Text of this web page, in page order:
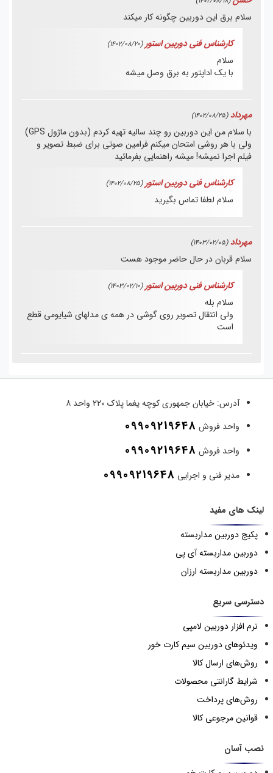
سلام برق این دوربین چگونه کار میکند
کارشناس فنی دوربین استور (1402/08/20)
سلام
با یک اداپتور به برق وصل میشه
مهرداد (1402/08/25)
با سلام من این دوربین رو چند سالیه تهیه کردم (بدون ماژول GPS)
ولی با هر روشی امتحان میکنم فرامین صوتی برای ضبط تصویر و
فیلم اجرا نمیشه! میشه راهنمایی بفرمائید
کارشناس فنی دوربین استور (1402/08/25)
سلام لطفا تماس بگیرید
مهرداد (1403/02/05)
سلام قربان در حال حاضر موجود هست
کارشناس فنی دوربین استور (1403/02/10)
سلام بله
ولی انتقال تصویر روی گوشی در همه ی مدلهای شیایومی قطع
است
آدرس: خیابان جمهوری کوچه یغما پلاک ۲۲۰ واحد ۸
واحد فروش 09909219648
واحد فروش 09909219648
مدیر فنی و اجرایی 09909219648
لینک های مفید
پکیج دوربین مداربسته
دوربین مداربسته آی پی
دوربین مداربسته ارزان
دسترسی سریع
نرم افزار دوربین لامپی
ویدئوهای دوربین سیم کارت خور
روش‌های ارسال کالا
شرایط گارانتی محصولات
روش‌های پرداخت
قوانین مرجوعی کالا
نصب آسان